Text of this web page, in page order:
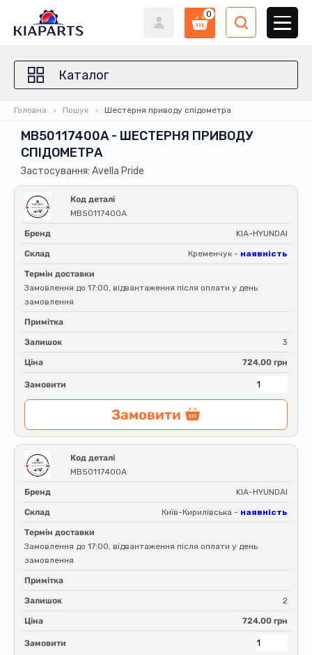
0
Каталог
Головна Пошук Шестерня приводу спідометра
MB50117400A - ШЕСТЕРНЯ ПРИВОДУ
СПІДОМЕТРА
Застосування: Avella Pride
Код деталі
MB50117400A
Бренд KIA-HYUNDAI
Склад Кременчук - наявність
Термін доставки
Замовлення до 17:00, відвантаження після оплати у день
замовлення
Примітка
Залишок 3
Ціна 724.00 грн
Замовити
Замовити
Код деталі
MB50117400A
Бренд KIA-HYUNDAI
Склад Київ-Кирилівська - наявність
Термін доставки
Замовлення до 17:00, відвантаження після оплати у день
замовлення
Примітка
Залишок 2
Ціна 724.00 грн
Замовити